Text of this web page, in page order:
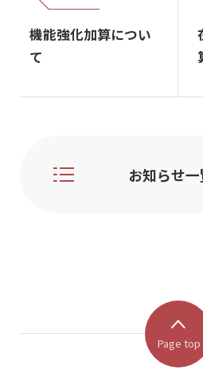
機能強化加算につい
て
お知らせ
Page top